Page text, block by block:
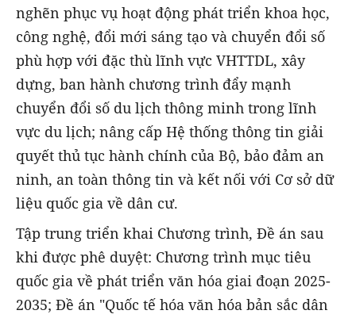
nghẽn phục vụ hoạt động phát triển khoa học,
công nghệ, đổi mới sáng tạo và chuyển đổi số
phù hợp với đặc thù lĩnh vực VHTTDL, xây
dựng, ban hành chương trình đẩy mạnh
chuyển đổi số du lịch thông minh trong lĩnh
vực du lịch; nâng cấp Hệ thống thông tin giải
quyết thủ tục hành chính của Bộ, bảo đảm an
ninh, an toàn thông tin và kết nối với Cơ sở dữ
liệu quốc gia về dân cư.
Tập trung triển khai Chương trình, Đề án sau
khi được phê duyệt: Chương trình mục tiêu
quốc gia về phát triển văn hóa giai đoạn 2025-
2035; Đề án "Quốc tế hóa văn hóa bản sắc dân